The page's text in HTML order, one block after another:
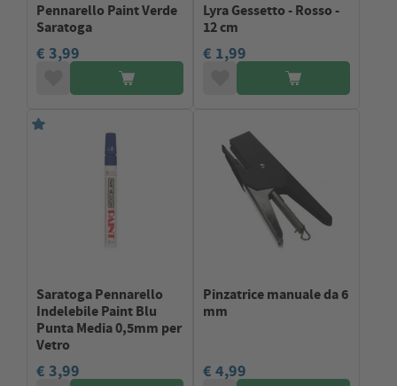
Pennarello Paint Verde
Saratoga
€ 3,99
Lyra Gessetto - Rosso -
12 cm
€ 1,99
Saratoga Pennarello
Indelebile Paint Blu
Punta Media 0,5mm per
Vetro
€ 3,99
Pinzatrice manuale da 6
mm
€ 4,99